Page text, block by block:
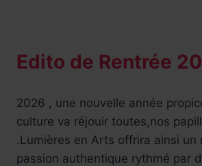
Edito de Rentrée
2026 , une nouvelle année
culture va réjouir toutes,nos
.Lumières en Arts offrira ainsi un
passion authentique rythmé par